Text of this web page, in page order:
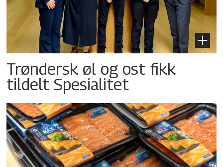
Trøndersk øl og ost fikk
tildelt Spesialitet